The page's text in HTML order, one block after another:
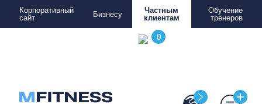
Корпоративный
сайт
Бизнесу
Частным
клиентам
Обучение
тренеров